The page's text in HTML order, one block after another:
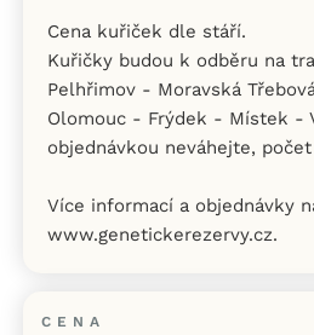
Cena kuřiček dle stáří.
Kuřičky budou k odběru na
Pelhřimov - Moravská
Olomouc - Frýdek - Místek -
objednávkou neváhejte,
Více informací a objednávky
www.genetickerezervy.cz.
CENA